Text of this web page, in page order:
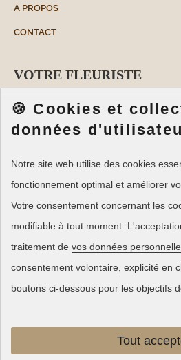
A PROPOS
CONTACT
VOTRE FLEURISTE
MARIAGE
COURS D'ART FLORAL
CRÉATIONS
LIVRAISON
SUIVEZ-MOI
🍪 Cookies et
données
Notre site web utilise des cookies
fonctionnement optimal et améliorer
Votre consentement concernant les
modifiable à tout moment.
traitement de vos données
consentement volontaire, explicité en
boutons ci-dessous pour les objectifs
Tout